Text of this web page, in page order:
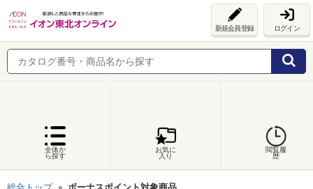
新規会員登録 ログイン
全体か
ら探す
お気に
入り
閲覧履
歴